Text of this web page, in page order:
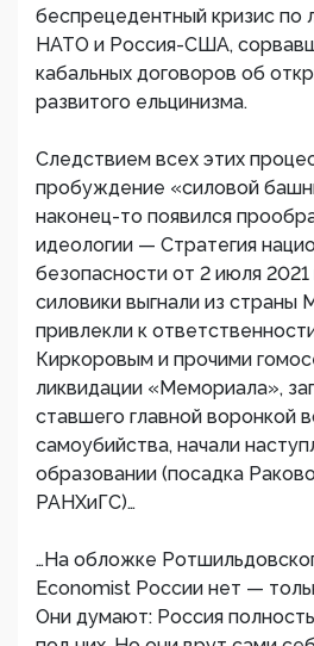
беспрецедентный кризис по
НАТО и Россия-США,
кабальных договоров об
развитого ельцинизма.
Следствием всех этих
пробуждение «силовой
наконец-то появился
идеологии — Стратегия
безопасности от 2 июля
силовики выгнали из страны
привлекли к
Киркоровым и прочими
ликвидации «Мемориала»,
ставшего главной воронкой
самоубийства, начали
образовании (посадка
РАНХиГС)…
…На обложке
Economist России нет —
Они думают: Россия